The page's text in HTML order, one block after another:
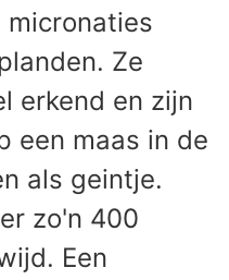
micronaties
Ze
erkend en zijn
een maas in de
als geintje.
zo'n 400
Een